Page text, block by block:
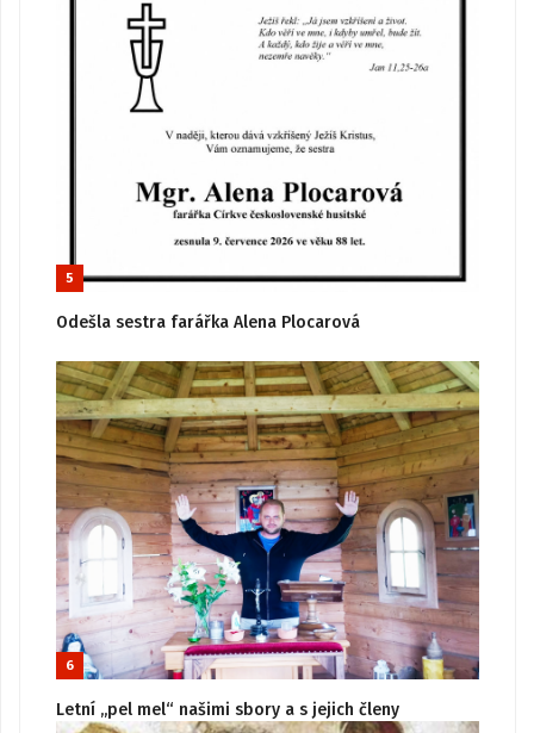
5
Odešla sestra farářka Alena Plocarová
6
Letní „pel mel“ našimi sbory a s jejich členy